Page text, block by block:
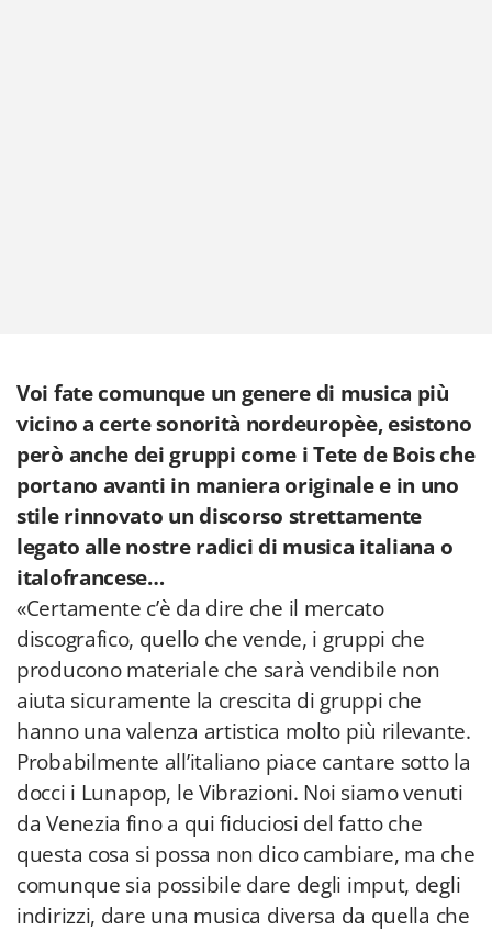
Voi fate comunque un genere di musica più
vicino a certe sonorità nordeuropèe, esistono
però anche dei gruppi come i Tete de Bois che
portano avanti in maniera originale e in uno
stile rinnovato un discorso strettamente
legato alle nostre radici di musica italiana o
italofrancese…
«Certamente c’è da dire che il mercato
discografico, quello che vende, i gruppi che
producono materiale che sarà vendibile non
aiuta sicuramente la crescita di gruppi che
hanno una valenza artistica molto più rilevante.
Probabilmente all’italiano piace cantare sotto la
docci i Lunapop, le Vibrazioni. Noi siamo venuti
da Venezia fino a qui fiduciosi del fatto che
questa cosa si possa non dico cambiare, ma che
comunque sia possibile dare degli imput, degli
indirizzi, dare una musica diversa da quella che